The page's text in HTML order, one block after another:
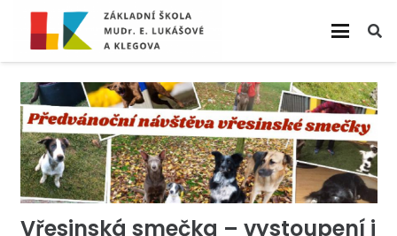
Vřesinská smečka – vystoupení i